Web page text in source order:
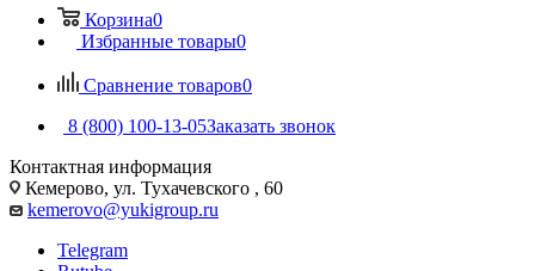
Корзина0
Избранные товары0
Сравнение товаров0
8 (800) 100-13-05Заказать звонок
Контактная информация
Кемерово, ул. Тухачевского , 60
kemerovo@yukigroup.ru
Telegram